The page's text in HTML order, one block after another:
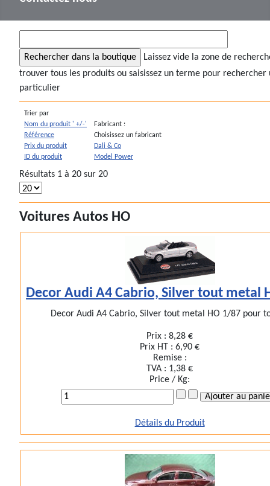
Laissez vide la zone de
trouver tous les produits ou saisissez un terme pour rechercher
particulier
Trier par
Nom du produit ' +/-'
Référence
Prix du produit
ID du produit
Fabricant :
Choisissez un fabricant
Dali & Co
Model Power
Résultats 1 à 20 sur 20
Voitures Autos HO
Decor Audi A4 Cabrio, Silver tout metal
Decor Audi A4 Cabrio, Silver tout metal HO 1/87 pour
Prix :8,28 €
Prix HT :6,90 €
Remise :
TVA : 1,38 €
Price / Kg:
Détails du Produit